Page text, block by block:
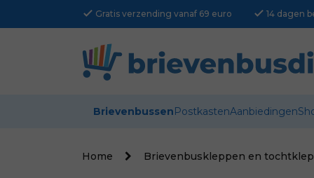
check Gratis verzending vanaf 69 euro check 14 dagen
BrievenbussenPostkastenAanbiedingen
Home Brievenbuskleppen en